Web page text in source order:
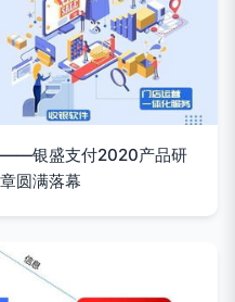
——银盛支付2020产品研
圆满落幕